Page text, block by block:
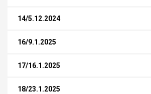
14/5.12.2024
16/9.1.2025
17/16.1.2025
18/23.1.2025